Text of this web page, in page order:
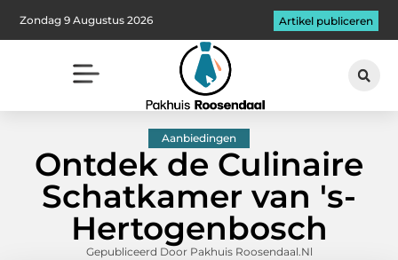
Zondag 9 Augustus 2026 Artikel publiceren
Aanbiedingen
Ontdek de Culinaire
Schatkamer van 's-
Hertogenbosch
Gepubliceerd Door Pakhuis Roosendaal.nl